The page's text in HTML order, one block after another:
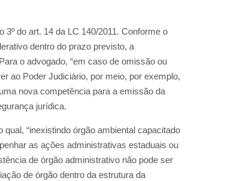
do art. 14 da LC 140/2011. Conforme o
dentro do prazo previsto, a
o advogado, “em caso de omissão ou
ao Poder Judiciário, por meio, por exemplo,
nova competência para a emissão da
jurídica.
“inexistindo órgão ambiental capacitado
as ações administrativas estaduais ou
de órgão administrativo não pode ser
de órgão dentro da estrutura da